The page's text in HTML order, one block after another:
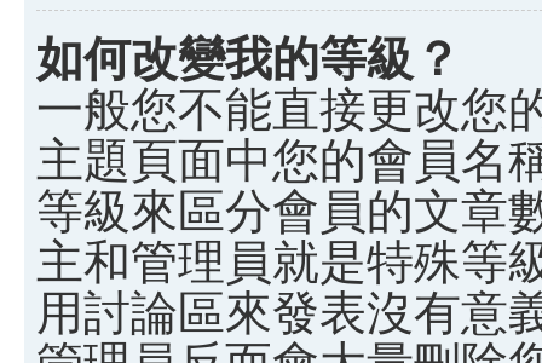
如何改變我的等級？
一般您不能直接更改您
主題頁面中您的會員名
等級來區分會員的文章
主和管理員就是特殊等
用討論區來發表沒有意